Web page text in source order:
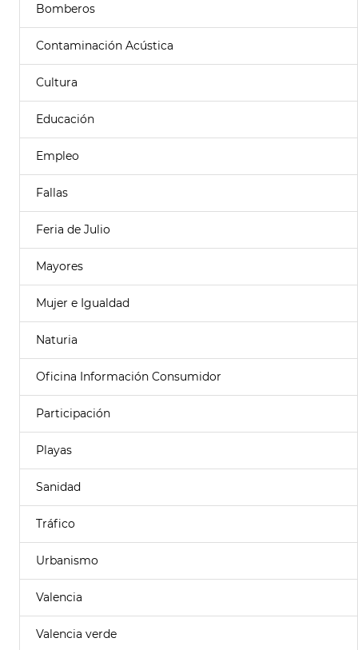
Bomberos
Contaminación Acústica
Cultura
Educación
Empleo
Fallas
Feria de Julio
Mayores
Mujer e Igualdad
Naturia
Oficina Información Consumidor
Participación
Playas
Sanidad
Tráfico
Urbanismo
Valencia
Valencia verde